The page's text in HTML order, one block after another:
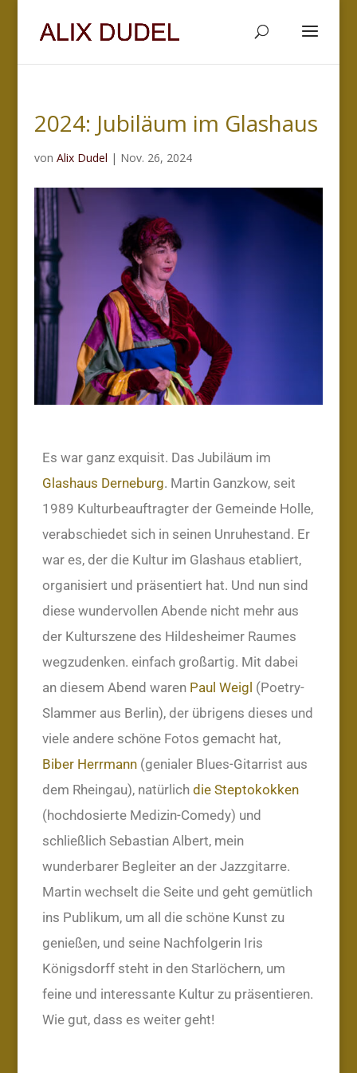
2024: Jubiläum im Glashaus
von Alix Dudel | Nov. 26, 2024
Es war ganz exquisit. Das Jubiläum im
Glashaus Derneburg. Martin Ganzkow, seit
1989 Kulturbeauftragter der Gemeinde Holle,
verabschiedet sich in seinen Unruhestand. Er
war es, der die Kultur im Glashaus etabliert,
organisiert und präsentiert hat. Und nun sind
diese wundervollen Abende nicht mehr aus
der Kulturszene des Hildesheimer Raumes
wegzudenken. einfach großartig. Mit dabei
an diesem Abend warenPaul Weigl (Poetry-
Slammer aus Berlin), der übrigens dieses und
viele andere schöne Fotos gemacht hat,
Biber Herrmann(genialer Blues-Gitarrist aus
dem Rheingau), natürlich die Steptokokken
(hochdosierte Medizin-Comedy) und
schließlich Sebastian Albert, mein
wunderbarer Begleiter an der Jazzgitarre.
Martin wechselt die Seite und geht gemütlich
ins Publikum, um all die schöne Kunst zu
genießen, und seine Nachfolgerin Iris
Königsdorff steht in den Starlöchern, um
feine und interessante Kultur zu präsentieren.
Wie gut, dass es weiter geht!